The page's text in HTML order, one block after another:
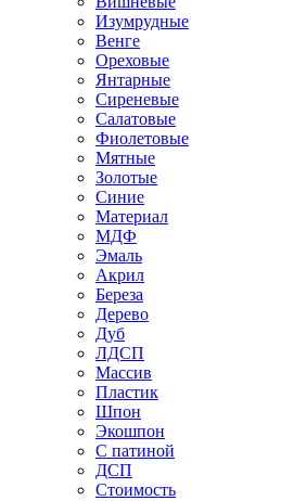
Изумрудные
Венге
Ореховые
Янтарные
Сиреневые
Салатовые
Фиолетовые
Мятные
Золотые
Синие
Материал
МДФ
Эмаль
Акрил
Береза
Дерево
Дуб
ЛДСП
Массив
Пластик
Шпон
Экошпон
С патиной
ДСП
Стоимость